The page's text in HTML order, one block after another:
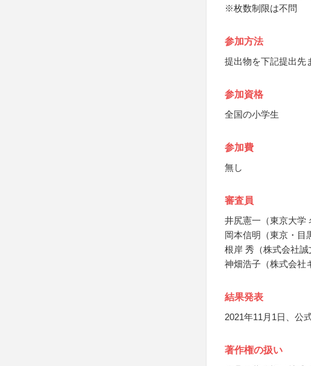
※枚数制限は不問
参加方法
提出物を下記提出先
参加資格
全国の小学生
参加費
無し
審査員
井尻憲一（東京大学
岡本信明（東京・目
根岸 秀（株式会社誠
神畑浩子（株式会社
結果発表
2021年11月1日、公
著作権の扱い